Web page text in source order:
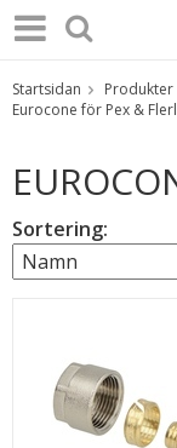
Startsidan Produkter
Eurocone för Pex &
Sortering: